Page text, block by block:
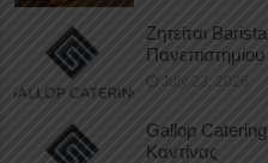
Ζητείται
Πανεπιστημίου
July 23, 2026
Gallop Catering:
Καντίνας